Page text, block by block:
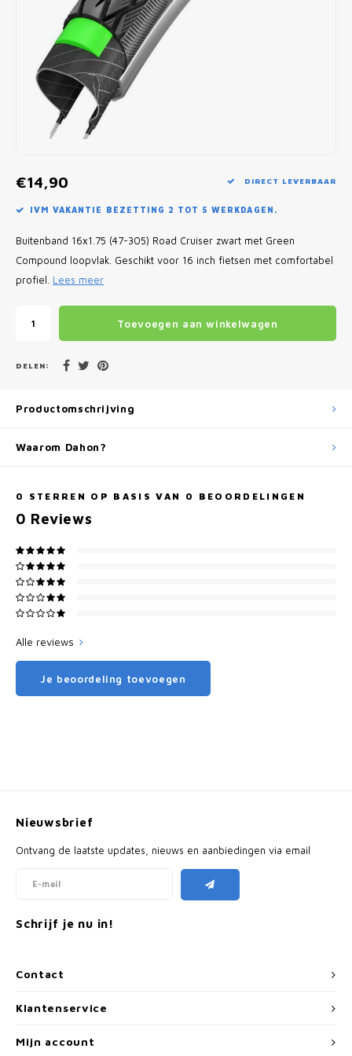
Fietscomputers
Verlichting
Zadeltassen
Vouwfiets Banden
€14,90 DIRECT LEVERBAAR
IVM VAKANTIE BEZETTING 2 TOT 5 WERKDAGEN.
Buitenband 16x1.75 (47-305) Road Cruiser zwart met Green
Compound loopvlak. Geschikt voor 16 inch fietsen met comfortabel
profiel. Lees meer
Toevoegen aan winkelwagen
DELEN:
Productomschrijving
Waarom Dahon?
0 STERREN OP BASIS VAN 0 BEOORDELINGEN
0 Reviews
Alle reviews
Je beoordeling toevoegen
Contact
Nieuwsbrief
Ontvang de laatste updates, nieuws en aanbiedingen via email
Schrijf je nu in!
Klantenservice
Mijn account